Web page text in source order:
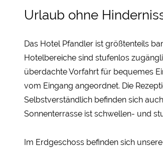
Urlaub ohne
Das Hotel Pfandler ist größtenteils
Hotelbereiche sind stufenlos
überdachte Vorfahrt für bequemes
vom Eingang angeordnet. Die
Selbstverständlich befinden sich
Sonnenterrasse ist schwellen- und
Im Erdgeschoss befinden sich